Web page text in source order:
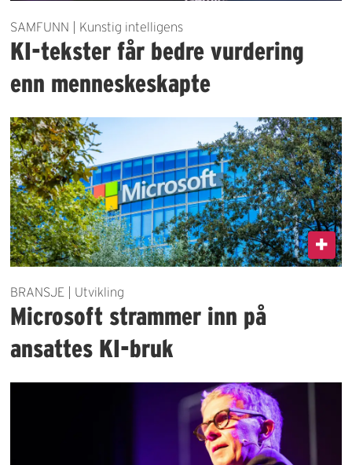
SAMFUNN | Kunstig intelligens
KI-tekster får bedre vurdering
enn menneskeskapte
BRANSJE | Utvikling
Microsoft strammer inn på
ansattes KI-bruk